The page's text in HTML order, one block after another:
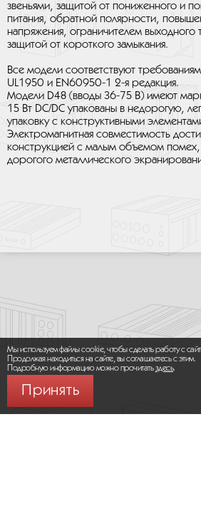
звеньями, защитой от пониженного и
питания, обратной полярности,
напряжения, ограничителем выходного
защитой от короткого замыкания.
Все модели соответствуют
UL1950 и EN60950-1 2-я редакция.
Модели D48 (вводы 36-75 В) имеют
15 Вт DC/DC упакованы в недорогую,
упаковку с конструктивными
Электромагнитная совместимость
конструкцией с малым объемом
дорогого металлического
Мы используем файлы cookie, чтобы сделать работу с
Продолжая находиться на сайте, вы соглашаетесь с этим.
Подробную информацию можно прочитатьздесь.
Принять